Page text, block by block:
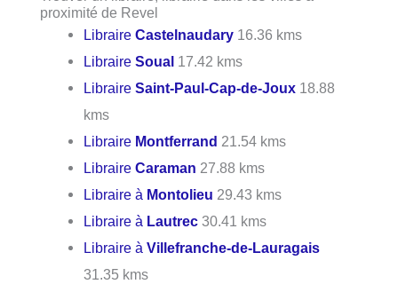
proximité de Revel
LibraireCastelnaudary 16.36 kms
LibraireSoual 17.42 kms
LibraireSaint-Paul-Cap-de-Joux 18.88
kms
Libraire Montferrand 21.54 kms
LibraireCaraman 27.88 kms
Libraire à Montolieu 29.43 kms
Libraire à Lautrec 30.41 kms
Libraire àVillefranche-de-Lauragais
31.35 kms